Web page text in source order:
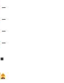
–
–
–
–